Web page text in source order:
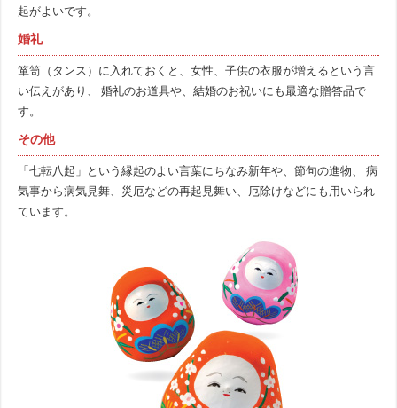
起がよいです。
婚礼
箪笥（タンス）に入れておくと、女性、子供の衣服が増えるという言
い伝えがあり、 婚礼のお道具や、結婚のお祝いにも最適な贈答品で
す。
その他
「七転八起」という縁起のよい言葉にちなみ新年や、節句の進物、 病
気事から病気見舞、災厄などの再起見舞い、厄除けなどにも用いられ
ています。